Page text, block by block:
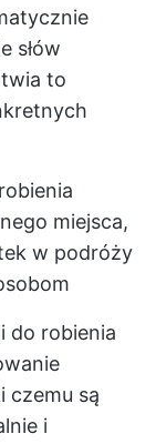
słów
to
miejsca,
w podróży
do robienia
czemu są
i